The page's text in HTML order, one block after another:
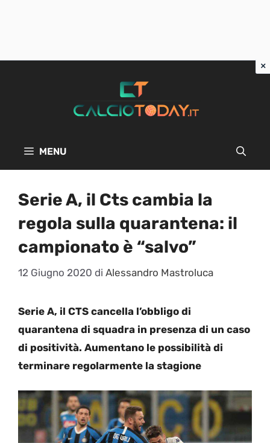
MENU
Serie A, il Cts cambia la
regola sulla quarantena: il
campionato è “salvo”
12 Giugno 2020 di Alessandro Mastroluca
Serie A, il CTS cancella l’obbligo di
quarantena di squadra in presenza di un caso
di positività. Aumentano le possibilità di
terminare regolarmente la stagione